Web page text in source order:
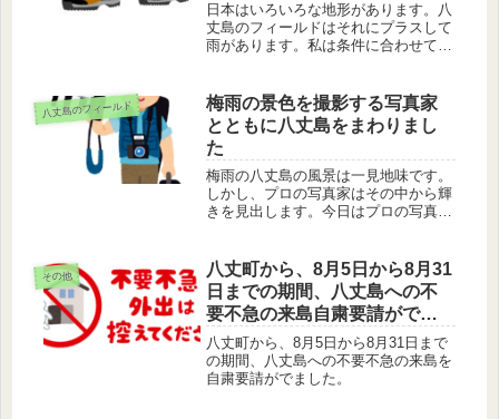
日本はいろいろな地形があります。八
丈島のフィールドはそれにプラスして
雨があります。私は条件に合わせて靴
八丈島のフィールド
梅雨の景色を撮影する写真家
とともに八丈島をまわりまし
た
梅雨の八丈島の風景は一見地味です。
しかし、プロの写真家はその中から輝
きを見出します。今日はプロの写真家
その他
八丈町から、8月5日から8月31
日までの期間、八丈島への不
要不急の来島自粛要請がでま
した
八丈町から、8月5日から8月31日まで
の期間、八丈島への不要不急の来島を
自粛要請がでました。